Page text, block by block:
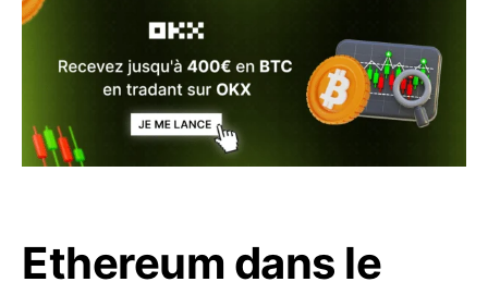
Ethereum dans le